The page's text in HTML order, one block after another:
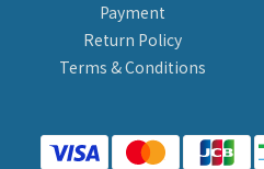
Payment
Return Policy
Terms & Conditions